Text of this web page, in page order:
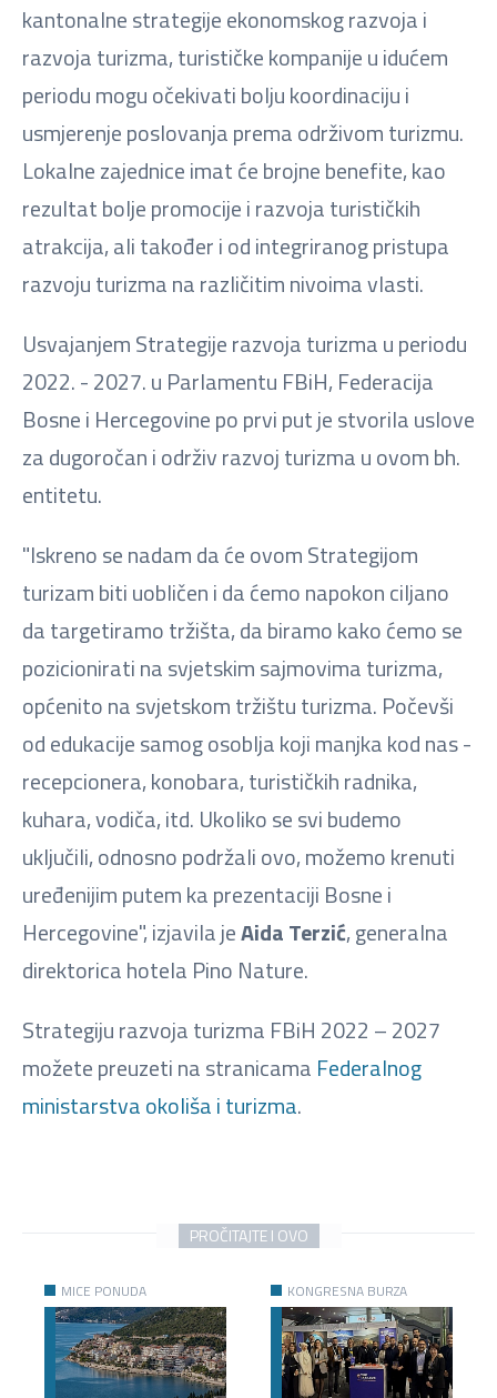
kantonalne strategije ekonomskog razvoja i
razvoja turizma, turističke kompanije u idućem
periodu mogu očekivati bolju koordinaciju i
usmjerenje poslovanja prema održivom turizmu.
Lokalne zajednice imat će brojne benefite, kao
rezultat bolje promocije i razvoja turističkih
atrakcija, ali također i od integriranog pristupa
razvoju turizma na različitim nivoima vlasti.
Usvajanjem Strategije razvoja turizma u periodu
2022. - 2027. u Parlamentu FBiH, Federacija
Bosne i Hercegovine po prvi put je stvorila uslove
za dugoročan i održiv razvoj turizma u ovom bh.
entitetu.
"Iskreno se nadam da će ovom Strategijom
turizam biti uobličen i da ćemo napokon ciljano
da targetiramo tržišta, da biramo kako ćemo se
pozicionirati na svjetskim sajmovima turizma,
općenito na svjetskom tržištu turizma. Počevši
od edukacije samog osoblja koji manjka kod nas -
recepcionera, konobara, turističkih radnika,
kuhara, vodiča, itd. Ukoliko se svi budemo
uključili, odnosno podržali ovo, možemo krenuti
uređenijim putem ka prezentaciji Bosne i
Hercegovine", izjavila jeAida Terzić, generalna
direktorica hotela Pino Nature.
Strategiju razvoja turizma FBiH 2022 – 2027
možete preuzeti na stranicama Federalnog
ministarstva okoliša i turizma.
PROČITAJTE I OVO
MICE PONUDA KONGRESNA BURZA